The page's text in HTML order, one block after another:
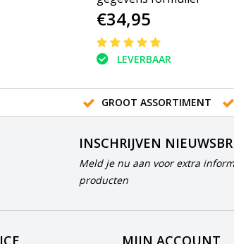
€34,95
LEVERBAAR
GROOT ASSORTIMENT
INSCHRIJVEN
Meld je nu aan voor extra
producten
MIJN ACCOUNT